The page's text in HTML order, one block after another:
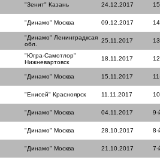
"Зенит" Казань 24.12.2017
"Динамо" Москва 09.12.2017
"Динамо" Ленинградксая
обл.
25.11.2017
"Югра-Самотлор"
Нижневартовск
18.11.2017
"Динамо" Москва 15.11.2017
"Енисей" Красноярск 11.11.2017
"Динамо" Москва 04.11.2017 9-
"Динамо" Москва 28.10.2017 8-
"Динамо" Москва 21.10.2017 7-